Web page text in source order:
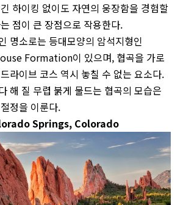
하이킹 없이도 자연의 웅장함을 경험할
점이 큰 장점으로 작용한다.
명소로는 등대모양의 암석지형인
Formation이 있으며, 협곡을 가로
라이브 코스 역시 놓칠 수 없는 요소다.
해 질 무렵 붉게 물드는 협곡의 모습은
정을 이룬다.
Springs, Colorado